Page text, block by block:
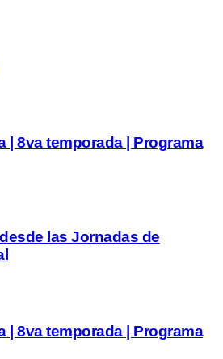
| 8va temporada | Programa
las Jornadas de
| 8va temporada | Programa